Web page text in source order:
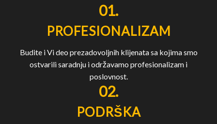
01.
PROFESIONALIZAM
Budite i Vi deo prezadovoljnih klijenata sa kojima smo
ostvarili saradnju i održavamo profesionalizam i
poslovnost.
02.
PODRŠKA